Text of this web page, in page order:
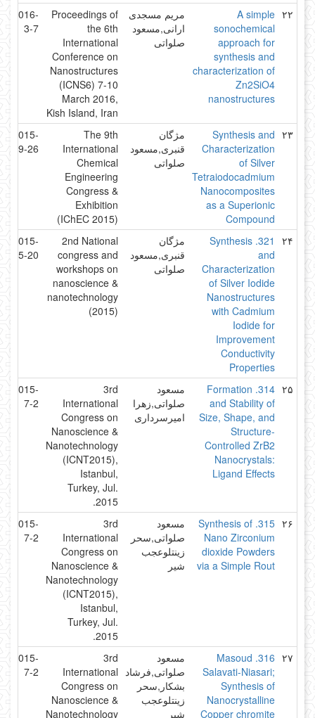
۲۲ A simple
sonochemical
approach for
synthesis and
characterization of
Zn2SiO4
nanostructures
مریم مسجدی
ارانی,مسعود
صلواتی
Proceedings of
the 6th
International
Conference on
Nanostructures
(ICNS6) 7-10
March 2016,
Kish Island, Iran
2016-
3-7
۲۳ Synthesis and
Characterization
of Silver
Tetraiodocadmium
Nanocomposites
as a Superionic
Compound
مژگان
قنبری,مسعود
صلواتی
The 9th
International
Chemical
Engineering
Congress &
Exhibition
(IChEC 2015)
2015-
9-26
۲۴
321. Synthesis
and
Characterization
of Silver Iodide
Nanostructures
with Cadmium
Iodide for
Improvement
Conductivity
Properties
مژگان
قنبری,مسعود
صلواتی
2nd National
congress and
workshops on
nanoscience &
nanotechnology
(2015)
2015-
5-20
۲۵
314. Formation
and Stability of
Size, Shape, and
Structure-
Controlled ZrB2
Nanocrystals:
Ligand Effects
مسعود
صلواتی,زهرا
امیرسرداری
3rd
International
Congress on
Nanoscience &
Nanotechnology
(ICNT2015),
Istanbul,
Turkey, Jul.
2015.
2015-
7-2
۲۶
315. Synthesis of
Nano Zirconium
dioxide Powders
via a Simple Rout
مسعود
صلواتی,سحر
زینتلوعجب
شیر
3rd
International
Congress on
Nanoscience &
Nanotechnology
(ICNT2015),
Istanbul,
Turkey, Jul.
2015.
2015-
7-2
۲۷
316. Masoud
Salavati-Niasari;
Synthesis of
Nanocrystalline
Copper chromite
مسعود
صلواتی,فرشاد
بشکار,سحر
زینتلوعجب
شیر
3rd
International
Congress on
Nanoscience &
Nanotechnology
2015-
7-2